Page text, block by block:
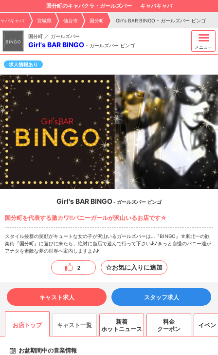
国分町のキャバクラ・ガールズバー キャバキャバ
バキャバ 宮城県 仙台市 国分町 Girl's BAR BINGO - ガールズバー ビンゴ
国分町 ／ ガールズバー
Girl's BAR BINGO - ガールズバー ビンゴ メニュー
求人情報あり
Girl's BAR BINGO- ガールズバー ビンゴ
国分町を代表する激カワ!!バニーガールが沢山いるお店です☆
スタイル抜群の笑顔がキュートな女の子が沢山いるガールズバーは…『BINGO』☆東北一の歓
楽街『国分町』に遊びに来たら、絶対に当店で遊んで行って下さい♪♪きっと自慢のバニー達が
アナタを素敵な夢の世界へ案内しますよ♪♪
2 ☆お気に入りに追加
キャスト求人 スタッフ求人
お店トップ キャスト一覧
新着
ホットニュース
料金
クーポン
イベン
お盆期間中の営業情報